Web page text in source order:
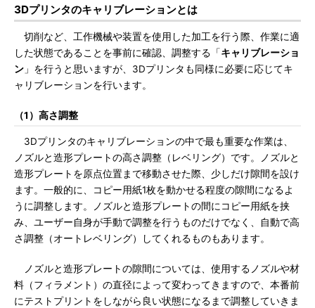
3Dプリンタのキャリブレーションとは
切削など、工作機械や装置を使用した加工を行う際、作業に適
した状態であることを事前に確認、調整する「キャリブレーショ
ン 」を行うと思いますが、3Dプリンタも同様に必要に応じてキ
ャリブレーションを行います。
（1）高さ調整
3Dプリンタのキャリブレーションの中で最も重要な作業は、
ノズルと造形プレートの高さ調整（レベリング）です。ノズルと
造形プレートを原点位置まで移動させた際、少しだけ隙間を設け
ます。一般的に、コピー用紙1枚を動かせる程度の隙間になるよ
うに調整します。ノズルと造形プレートの間にコピー用紙を挟
み、ユーザー自身が手動で調整を行うものだけでなく、自動で高
さ調整（オートレベリング）してくれるものもあります。
ノズルと造形プレートの隙間については、使用するノズルや材
料（フィラメント）の直径によって変わってきますので、本番前
にテストプリントをしながら良い状態になるまで調整していきま